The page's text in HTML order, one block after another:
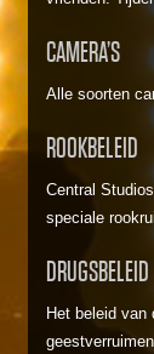
CAMERA’S
Alle soorten
ROOKBELEID
Central
speciale
DRUGSBELEID
Het beleid van